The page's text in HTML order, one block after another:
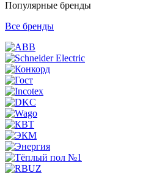
Популярные бренды
Все бренды